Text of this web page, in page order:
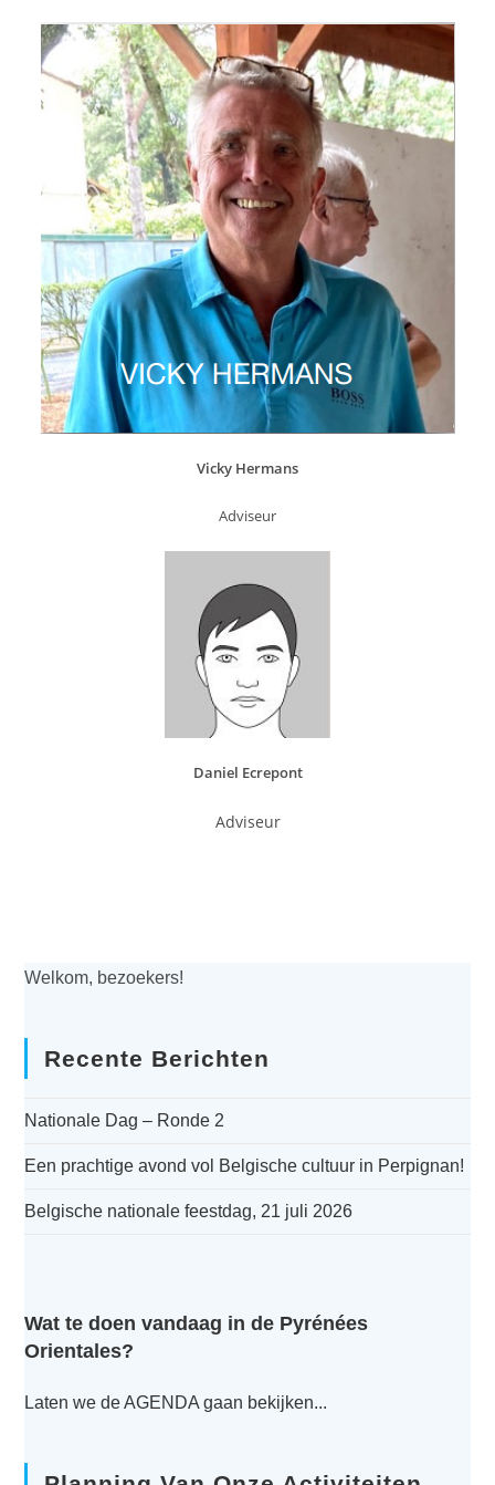
Vicky Hermans
Adviseur
Daniel Ecrepont
Adviseur
Welkom, bezoekers!
Recente Berichten
Nationale Dag – Ronde 2
Een prachtige avond vol Belgische cultuur in Perpignan!
Belgische nationale feestdag, 21 juli 2026
Wat te doen vandaag in de Pyrénées
Orientales?
Laten we de AGENDA gaan bekijken...